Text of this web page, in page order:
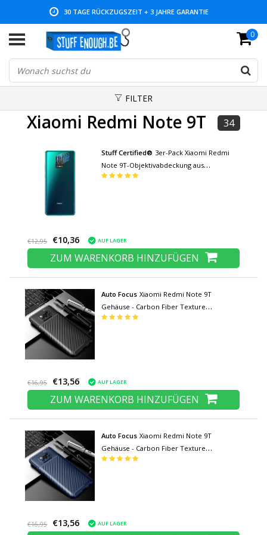
NIEDRIGE PREISE UND GROSSE AUSWAHL
0
FILTER
Xiaomi Redmi Note 9T 34
Stuff Certified® 3er-Pack Xiaomi Redmi
Note 9T-Objektivabdeckung aus
gehärtetem Glas - Schutz vor stoßfesten
€12,95 €10,36 AUF LAGER
ZUM WARENKORB HINZUFÜGEN
Auto Focus Xiaomi Redmi Note 9T
Gehäuse - Carbon Fiber Texture
Stoßdichtes Gehäuse Gummiabdeckung
€16,95 €13,56 AUF LAGER
ZUM WARENKORB HINZUFÜGEN
Auto Focus Xiaomi Redmi Note 9T
Gehäuse - Carbon Fiber Texture
Stoßdichtes Gehäuse Gummiabdeckung
€16,95 €13,56 AUF LAGER